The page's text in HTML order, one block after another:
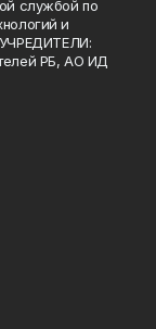
службой по
и
РБ, АО ИД